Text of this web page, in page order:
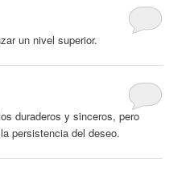
un nivel superior.
duraderosy sinceros, pero
la persistencia deldeseo.